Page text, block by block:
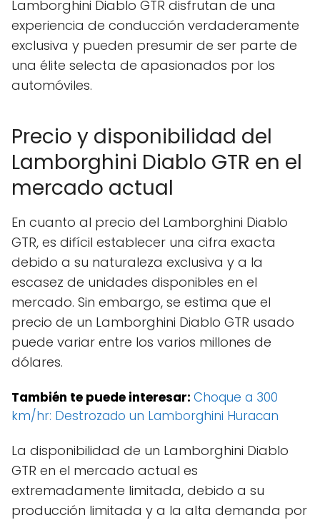
Lamborghini Diablo GTR disfrutan de una
experiencia de conducción verdaderamente
exclusiva y pueden presumir de ser parte de
una élite selecta de apasionados por los
automóviles.
Precio y disponibilidad del
Lamborghini Diablo GTR en el
mercado actual
En cuanto al precio del Lamborghini Diablo
GTR, es difícil establecer una cifra exacta
debido a su naturaleza exclusiva y a la
escasez de unidades disponibles en el
mercado. Sin embargo, se estima que el
precio de un Lamborghini Diablo GTR usado
puede variar entre los varios millones de
dólares.
También te puede interesar: Choque a 300
km/hr: Destrozado un Lamborghini Huracan
La disponibilidad de un Lamborghini Diablo
GTR en el mercado actual es
extremadamente limitada, debido a su
producción limitada y a la alta demanda por